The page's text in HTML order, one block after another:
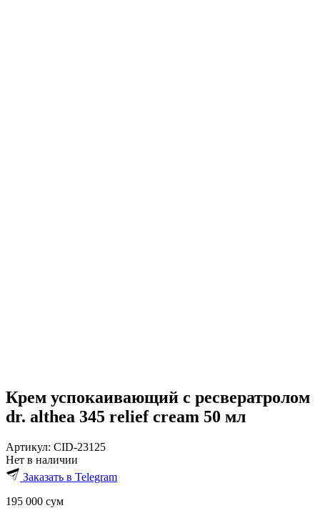
Крем успокаивающий с ресвератролом
dr. althea 345 relief cream 50 мл
Артикул: CID-23125
Нет в наличии
Заказать в Telegram
195 000 сум